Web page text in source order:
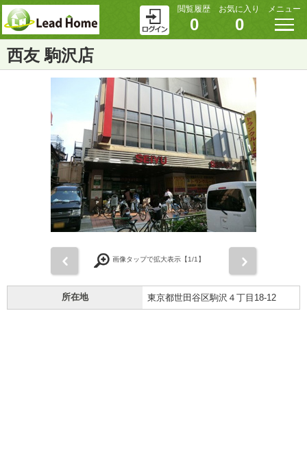
閲覧履歴
0
お気に入り
0
メニュー
西友 駒沢店
画像タップで拡大表示【1/1】
所在地 東京都世田谷区駒沢４丁目18-12